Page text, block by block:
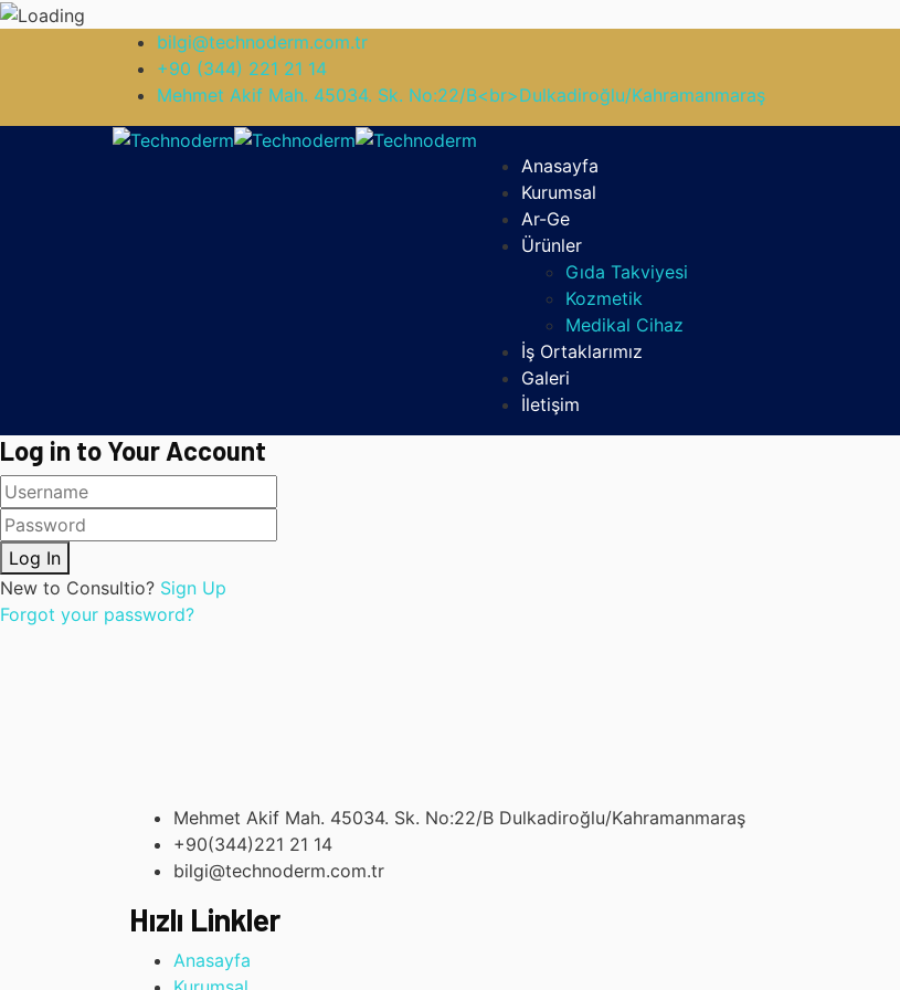
bilgi@technoderm.com.tr
+90 (344) 221 21 14
Mehmet Akif Mah. 45034. Sk. No:22/B<br>Dulkadiroğlu/Kahramanmaraş
Anasayfa
Kurumsal
Ar-Ge
Ürünler
Gıda Takviyesi
Kozmetik
Medikal Cihaz
İş Ortaklarımız
Galeri
İletişim
Log in to Your Account
Log In
New to Consultio? Sign Up
Forgot your password?
Mehmet Akif Mah. 45034. Sk. No:22/B Dulkadiroğlu/Kahramanmaraş
+90(344)221 21 14
bilgi@technoderm.com.tr
Hızlı Linkler
Anasayfa